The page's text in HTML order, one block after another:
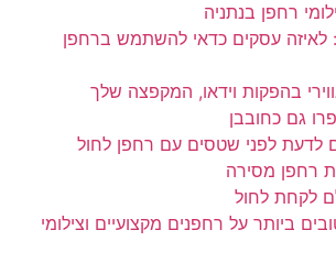
לאיזה עסקים כדאי להשתמש ברחפן
בהפקות וידאו, המקפצה שלך
גם כחובבן
לדעת לפני שטסים עם רחפן לחול
רחפן מסירה
לקחת לחול
ביותר על רחפנים מקצועיים וצילומי